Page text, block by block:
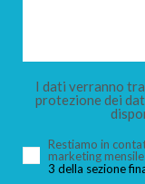
I dati verranno
protezione dei
Restiamo in
marketing mensile
3 della sezione